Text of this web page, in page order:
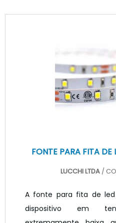
FONTE PARA FITA DE
LUCCHI LTDA /
A fonte para fita de
dispositivo em